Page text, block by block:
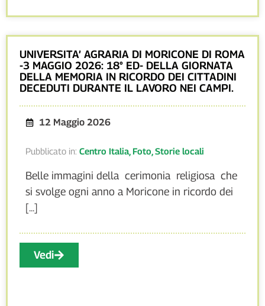
UNIVERSITA’ AGRARIA DI MORICONE DI ROMA
-3 MAGGIO 2026: 18° ED- DELLA GIORNATA
DELLA MEMORIA IN RICORDO DEI CITTADINI
DECEDUTI DURANTE IL LAVORO NEI CAMPI.
12 Maggio 2026
Pubblicato in: Centro Italia, Foto, Storie locali
Belle immagini della cerimonia religiosa che
si svolge ogni anno a Moricone in ricordo dei
[...]
Vedi